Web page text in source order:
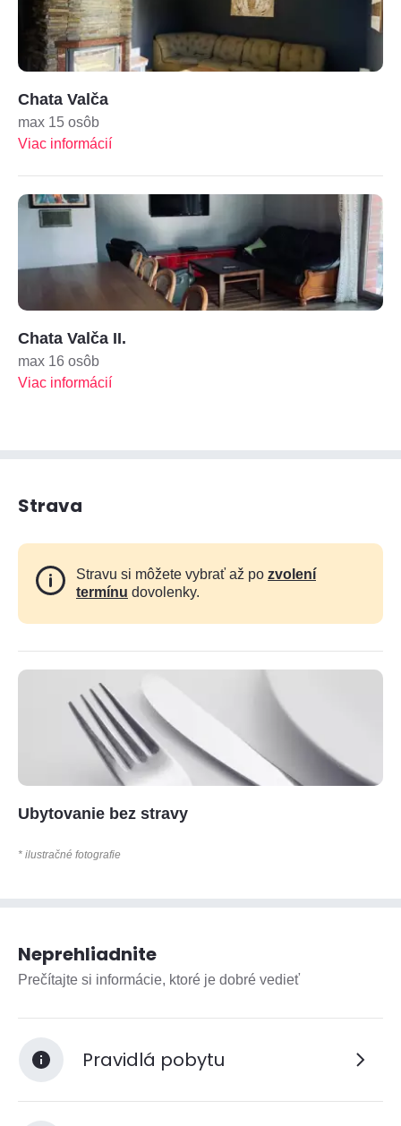
Chata Valča
max 15 osôb
Viac informácií
Chata Valča II.
max 16 osôb
Viac informácií
Strava
Stravu si môžete vybrať až po zvolení
termínu dovolenky.
Ubytovanie bez stravy
* ilustračné fotografie
Neprehliadnite
Prečítajte si informácie, ktoré je dobré vedieť
Pravidlá pobytu